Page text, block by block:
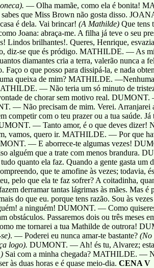
— Olha mamãe, como ela é bonita!
que Miss Brown não gosta disso.
é dela. Vai brincar! (A Mathilde) Que tens
Joana: abraça-me. A filha já teve o seu
Lindos brilhantes!. Queres, Henrique,
diz-se que és pródigo. MATHILDE. — As
diamantes cria a terra, valerão nunca a
Faço o que posso para dissipá-la, e nada
queixa de mim? MATHILDE.
— Não teria um só minuto de
de chorar sem motivo real. DUMONT.
— Não precisam de mim. Verei. Arranjarei
competir com o teu prazer ou a tua saúde.
— Tanto amor, é o que deves dizer!
vamos, quero ir. MATHILDE. — Por que
— E aborrece-te algumas vezes!
alguém que a trate com menos brandura.
quanto ela faz. Quando a gente gasta um
que te amofine às vezes; todavia,
pelo que ela te faz sofrer? A coitadinha,
derramar tantas lágrimas às mães. Mas é
do que eu. porque tens razão. Sou às
a ninguém! DUMONT. — Como
Passaremos dois ou três meses
me tornarei a tua Mathilde de outrora!
. — Poderei eu nunca amar-te bastante? (No
logo). DUMONT. — Ah! és tu, Alvarez;
Sai com a minha chegada? MATHILDE. —
às duas horas e é quase meio-dia. CENA V